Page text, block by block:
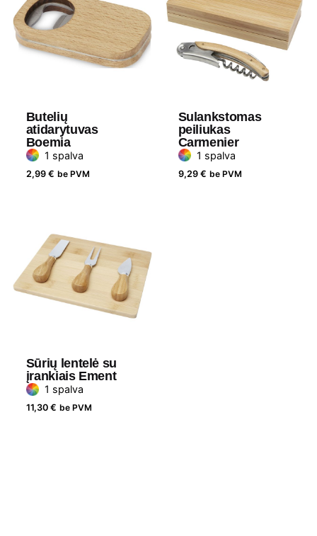
Medžiaga Nerūdijantis plienas
Butelių
atidarytuvas
Boemia
1 spalva
2,99 € be PVM
Sulankstomas
peiliukas
Carmenier
1 spalva
9,29 € be PVM
Sūrių lentelė su
įrankiais Ement
1 spalva
11,30 € be PVM